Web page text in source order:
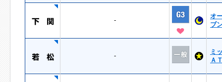
-
オ
ブ
-
ミ
Ａ